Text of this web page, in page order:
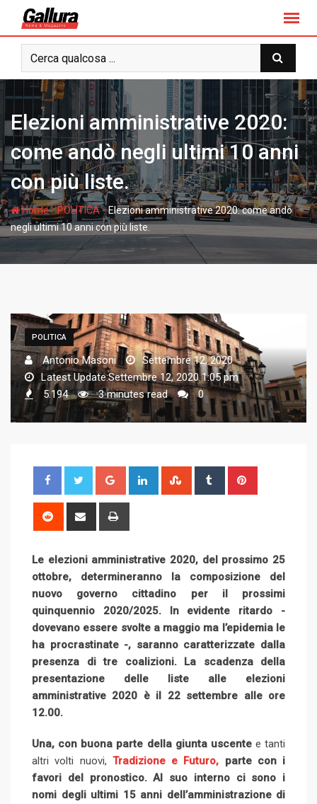
t
o
n
t
e
n
t
Elezioni amministrative 2020:
come andò negli ultimi 10 anni
con più liste.
Home-POLITICA-Elezioni amministrative 2020: come andò
negli ultimi 10 anni con più liste.
POLITICA
Antonio Masoni
Settembre 12, 2020
Latest Update:Settembre 12, 2020 1:05 pm
5.194
3 minutes read 0
o
e
+
i
d
I
n
t
l
e
U
p
o
n
u
r
i
r
e
s
t
e
d
i
t
h
r
e
v
i
a
E
m
a
i
r
n
t
Le elezioni amministrative 2020, del prossimo 25
ottobre, determineranno la composizione del
nuovo governo cittadino per il prossimi
quinquennio 2020/2025. In evidente ritardo -
dovevano essere svolte a maggio ma l’epidemia le
ha procrastinate -, saranno caratterizzate dalla
presenza di tre coalizioni. La scadenza della
presentazione delle liste alle elezioni
amministrative 2020 è il 22 settembre alle ore
12.00.
Una, con buona parte della giunta uscentee tanti
altri volti nuovi, Tradizione e Futuro, parte con i
favori del pronostico. Al suo interno ci sono i
nomi degli ultimi 15 anni dell’amministrazione di